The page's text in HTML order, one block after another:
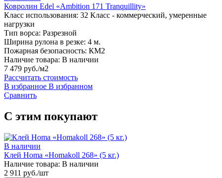
Ковролин Edel «Ambition 171 Tranquillity»
Класс использования: 32 Класс - коммерческий, умеренные
нагрузки
Тип ворса: Разрезной
Ширина рулона в резке: 4 м.
Пожарная безопасность: КМ2
Наличие товара: В наличии
7 479 руб./м2
Рассчитать стоимость
В избранное В избранном
Сравнить
С этим покупают
В наличии
Клей Homa «Homakoll 268» (5 кг.)
Наличие товара: В наличии
2 911 руб./шт